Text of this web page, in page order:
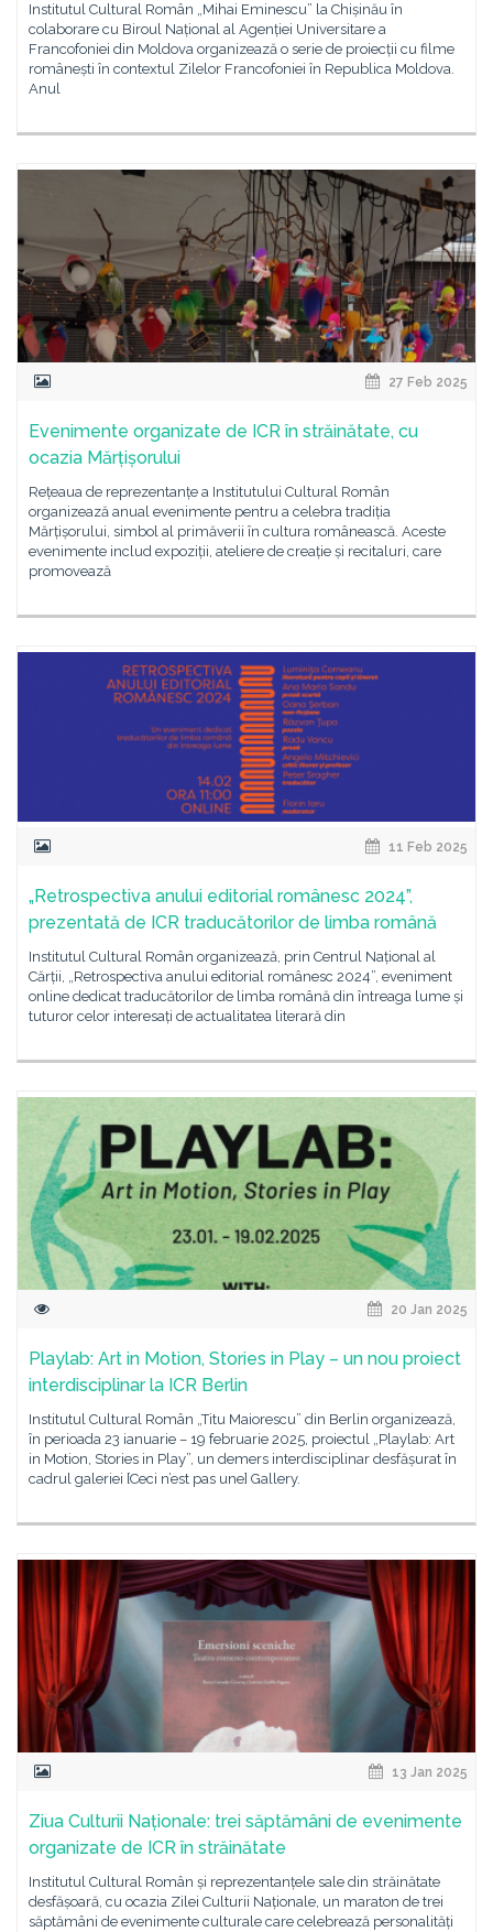
Institutul Cultural Român „Mihai Eminescu” la Chișinău în
colaborare cu Biroul Național al Agenției Universitare a
Francofoniei din Moldova organizează o serie de proiecții cu filme
românești în contextul Zilelor Francofoniei în Republica Moldova.
Anul
27 Feb 2025
Evenimente organizate de ICR în străinătate, cu
ocazia Mărțișorului
Rețeaua de reprezentanțe a Institutului Cultural Român
organizează anual evenimente pentru a celebra tradiția
Mărțișorului, simbol al primăverii în cultura românească. Aceste
evenimente includ expoziții, ateliere de creație și recitaluri, care
promovează
11 Feb 2025
„Retrospectiva anului editorial românesc 2024”,
prezentată de ICR traducătorilor de limba română
Institutul Cultural Român organizează, prin Centrul Național al
Cărții, „Retrospectiva anului editorial românesc 2024”, eveniment
online dedicat traducătorilor de limba română din întreaga lume și
tuturor celor interesați de actualitatea literară din
20 Jan 2025
Playlab: Art in Motion, Stories in Play – un nou proiect
interdisciplinar la ICR Berlin
Institutul Cultural Român „Titu Maiorescu” din Berlin organizează,
în perioada 23 ianuarie – 19 februarie 2025, proiectul „Playlab: Art
in Motion, Stories in Play”, un demers interdisciplinar desfășurat în
cadrul galeriei [Ceci n’est pas une] Gallery.
13 Jan 2025
Ziua Culturii Naționale: trei săptămâni de evenimente
organizate de ICR în străinătate
Institutul Cultural Român și reprezentanțele sale din străinătate
desfășoară, cu ocazia Zilei Culturii Naționale, un maraton de trei
săptămâni de evenimente culturale care celebrează personalități